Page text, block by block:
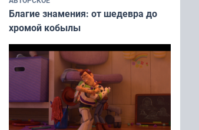
Благие знамения: от шедевра до
хромой кобылы